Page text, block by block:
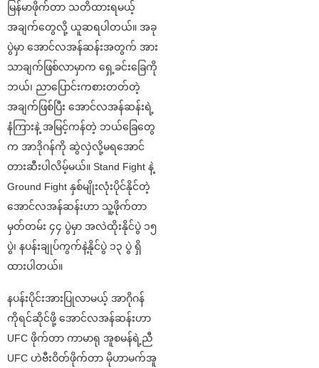
မြန်မာဖိုက်တာ သတိထားရမယ့်
အချက်တွေလို့ ယူဆရပါတယ်။ အခု
ပွဲမှာ အောင်လအန်ဆန်းအတွက် အား
သာချက်ဖြစ်လာမှာက ရှေ့ခင်းခြေကို
ဘယ်၊ ညာပြောင်းကစားတတ်တဲ့
အချက်ဖြစ်ပြီး အောင်လအန်ဆန်းရဲ့
နံကြားနဲ့ အမြင့်ကန်တဲ့ ဘယ်ခြေတွေ
က အာဒိုဂန်ကို ဆွဲလှဲလို့မရအောင်
တားဆီးပါလိမ့်မယ်။ Stand Fight နဲ့
Ground Fight နှစ်မျိုးလုံးပိုင်နိုင်တဲ့
အောင်လအန်ဆန်းဟာ သူ့ဖိုက်တာ
မှတ်တမ်း ၄၄ ပွဲမှာ အလဲထိုးနိုင်ပွဲ ၁၅
ပွဲ၊ နပန်းချုပ်ကွက်နဲ့နိုင်ပွဲ ၁၃ ပွဲ ရှိ
ထားပါတယ်။
နပန်းပိုင်းအားပြုလာမယ့် အာဂိုဂန်
ကိုရင်ဆိုင်ဖို့ အောင်လအန်ဆန်းဟာ
UFC ဖိုက်တာ ကာမာရု အူစမန်ရဲ့ညီ
UFC ဟဲဗီးဝိတ်ဖိုက်တာ မိုဟာမက်အူ